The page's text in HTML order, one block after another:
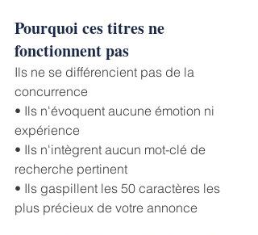
Pourquoi ces titres ne
fonctionnent pas
Ils ne se différencient pas de la
concurrence
• Ils n'évoquent aucune émotion ni
expérience
• Ils n'intègrent aucun mot-clé de
recherche pertinent
• Ils gaspillent les 50 caractères les
plus précieux de votre annonce